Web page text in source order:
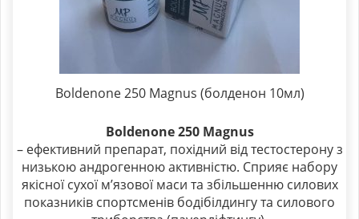
Boldenone 250 Magnus (болденон 10мл)
Boldenone 250 Magnus
– ефективний препарат, похідний від тестостерону з
низькою андрогенною активністю. Сприяє набору
якісної сухої м’язової маси та збільшенню силових
показників спортсменів бодібілдингу та силового